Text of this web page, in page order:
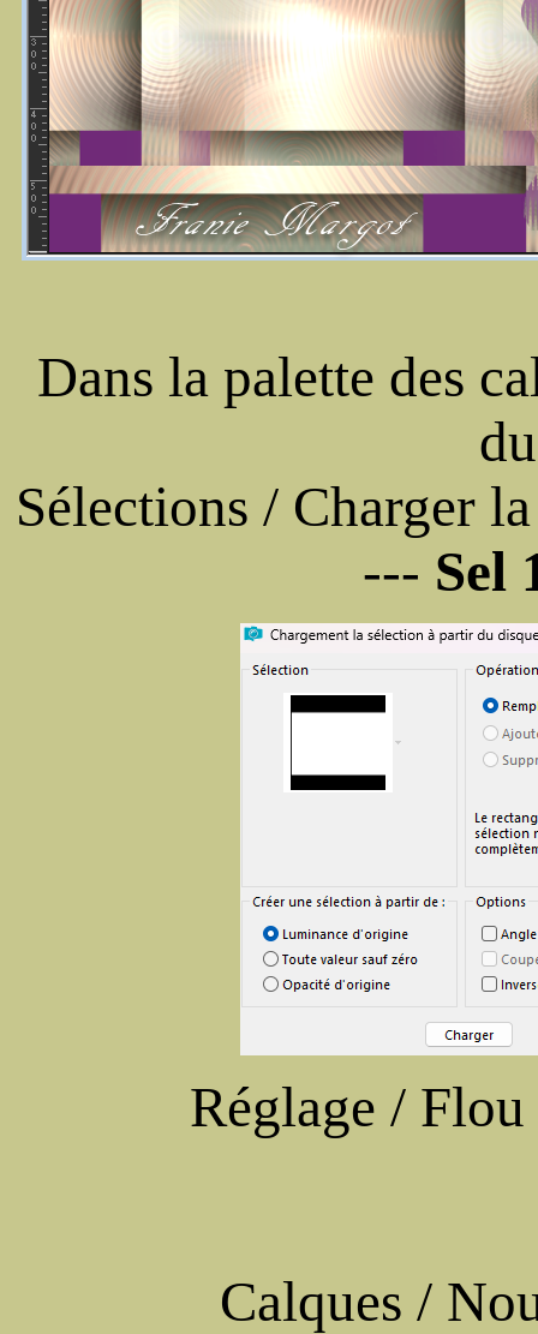
Dans la palette des
Sélections / Charger
--- Sel
Réglage /
Calques /